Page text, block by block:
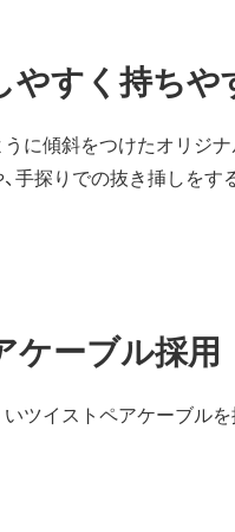
やすく持ち
に傾斜をつけたオリジ
手探りでの抜き挿しをす
ケーブル採用
ツイストペアケーブルを